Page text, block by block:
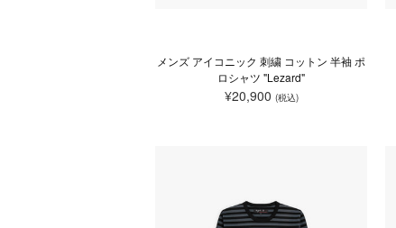
メンズ アイコニック 刺繍 コットン 半袖 ポ
ロシャツ "Lezard"
¥20,900 (税込)